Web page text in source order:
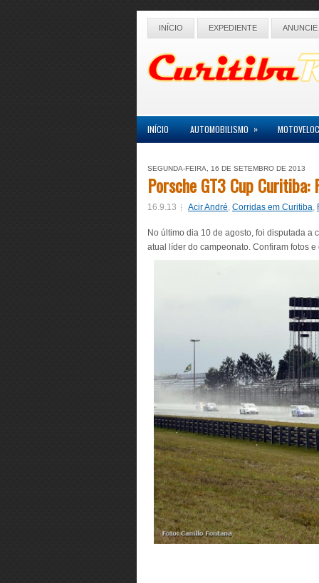
INÍCIO EXPEDIENTE ANUNCIE
INÍCIO AUTOMOBILISMO »
SEGUNDA-FEIRA, 16 DE SETEMBRO DE 2013
Porsche GT3 Cup Curitiba:
16.9.13 Acir André, Corridas em Curitiba,
No último dia 10 de agosto, foi disputada a
atual líder do campeonato. Confiram fotos